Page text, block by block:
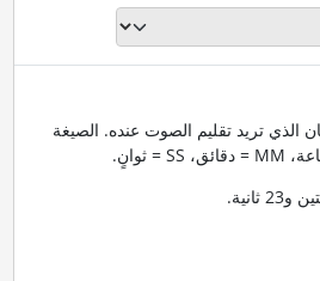
الذي تريد تقليم الصوت عنده. الصيغة